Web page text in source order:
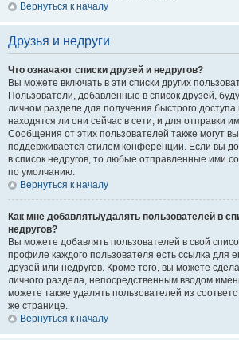
Вернуться к началу
Друзья и недруги
Что означают списки друзей и недругов?
Вы можете включать в эти списки других
Пользователи, добавленные в список друзей,
личном разделе для получения быстрого
находятся ли они сейчас в сети, и для отправки
Сообщения от этих пользователей также могут
поддерживается стилем конференции. Если вы
в список недругов, то любые отправленные ими
по умолчанию.
Вернуться к началу
Как мне добавлять/удалять пользователей в
недругов?
Вы можете добавлять пользователей в свой
профиле каждого пользователя есть ссылка для
друзей или недругов. Кроме того, вы можете
личного раздела, непосредственным вводом
можете также удалять пользователей из
же странице.
Вернуться к началу